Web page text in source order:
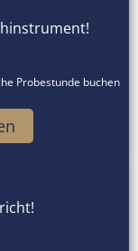
Probestunde buchen